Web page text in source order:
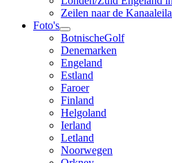
Zeilen naar de
Foto's
BotnischeGolf
Denemarken
Engeland
Estland
Faroer
Finland
Helgoland
Ierland
Letland
Noorwegen